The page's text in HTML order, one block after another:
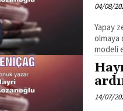
04/08/
Yapay
olmaya devam ediyor. •
modeli
14/07/